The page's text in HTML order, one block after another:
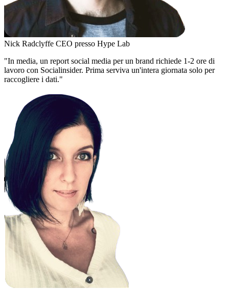
Nick Radclyffe CEO presso Hype Lab
"In media, un report social media per un brand richiede 1-2 ore di
lavoro con Socialinsider. Prima serviva un'intera giornata solo per
raccogliere i dati."